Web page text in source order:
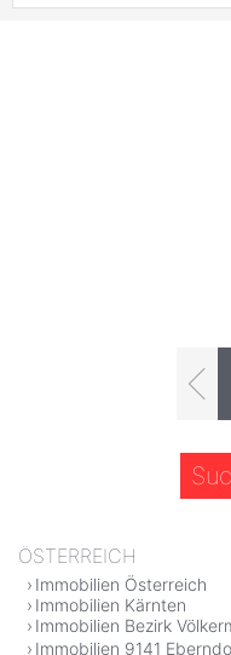
ÖSTERREICH
Immobilien Österreich
Immobilien Kärnten
Immobilien Bezirk
Immobilien 9141